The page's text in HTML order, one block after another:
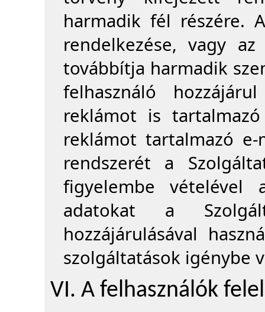
harmadik fél részére.
rendelkezése, vagy
továbbítja harmadik
felhasználó
reklámot is
reklámot tartalmazó
rendszerét a
figyelembe vételével
adatokat a
hozzájárulásával
szolgáltatások igénybe
VI. A felhasználók